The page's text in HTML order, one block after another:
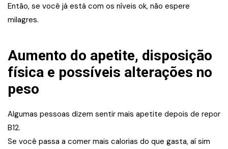
Então, se você já está com os níveis ok, não espere
milagres.
Aumento do apetite, disposição
física e possíveis alterações no
peso
Algumas pessoas dizem sentir mais apetite depois de repor
B12.
Se você passa a comer mais calorias do que gasta, aí sim